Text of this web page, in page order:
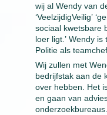
wij al Wendy van
‘VeelzijdigVeilig’
sociaal kwetsbare
loer ligt.’ Wendy
Politie als teamchef.
Wij zullen met
bedrijfstak aan de
over hebben. Het
en gaan van